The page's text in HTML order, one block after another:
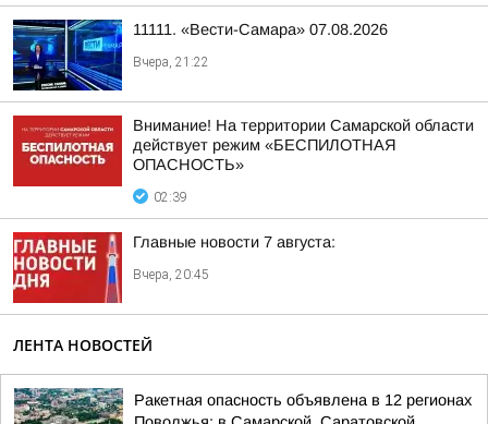
11111. «Вести-Самара» 07.08.2026
Вчера, 21:22
Внимание! На территории Самарской области
действует режим «БЕСПИЛОТНАЯ
ОПАСНОСТЬ»
02:39
Главные новости 7 августа:
Вчера, 20:45
ЛЕНТА НОВОСТЕЙ
Ракетная опасность объявлена в 12 регионах